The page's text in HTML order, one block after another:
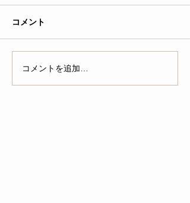
コメント
コメントを追加…